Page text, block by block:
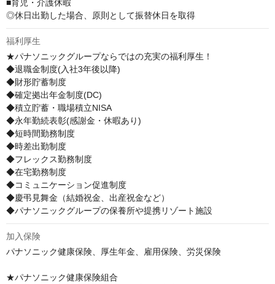
■育児・介護休暇
◎休日出勤した場合、原則として振替休日を取得
福利厚生
★パナソニックグループならではの充実の福利厚生！
◆退職金制度(入社3年後以降)
◆財形貯蓄制度
◆確定拠出年金制度(DC)
◆積立貯蓄・職場積立NISA
◆永年勤続表彰(感謝金・休暇あり)
◆短時間勤務制度
◆時差出勤制度
◆フレックス勤務制度
◆在宅勤務制度
◆コミュニケーション促進制度
◆慶弔見舞金（結婚祝金、出産祝金など）
◆パナソニックグループの保養所や提携リゾート施設
加入保険
パナソニック健康保険、厚生年金、雇用保険、労災保険
★パナソニック健康保険組合